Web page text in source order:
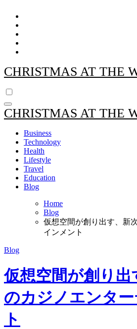
content
CHRISTMAS AT THE
CHRISTMAS AT THE
Business
Technology
Health
Lifestyle
Travel
Education
Blog
Home
Blog
仮想空間が創り出す、新
インメント
Blog
仮想空間が創り出
のカジノエンタ
ト